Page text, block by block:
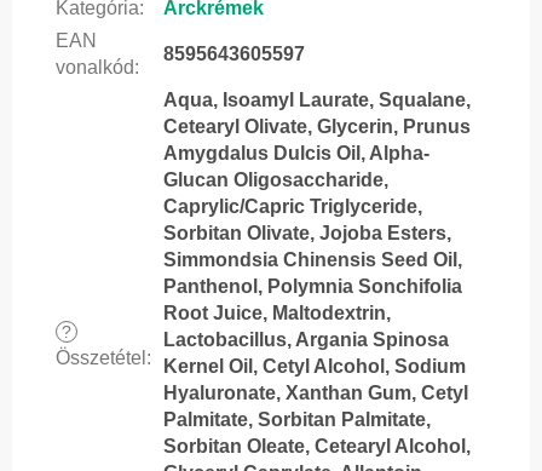
Kategória:
Arckrémek
EAN
vonalkód:
8595643605597
?
Összetétel :
Aqua, Isoamyl Laurate, Squalane,
Cetearyl Olivate, Glycerin, Prunus
Amygdalus Dulcis Oil, Alpha-
Glucan Oligosaccharide,
Caprylic/Capric Triglyceride,
Sorbitan Olivate, Jojoba Esters,
Simmondsia Chinensis Seed Oil,
Panthenol, Polymnia Sonchifolia
Root Juice, Maltodextrin,
Lactobacillus, Argania Spinosa
Kernel Oil, Cetyl Alcohol, Sodium
Hyaluronate, Xanthan Gum, Cetyl
Palmitate, Sorbitan Palmitate,
Sorbitan Oleate, Cetearyl Alcohol,